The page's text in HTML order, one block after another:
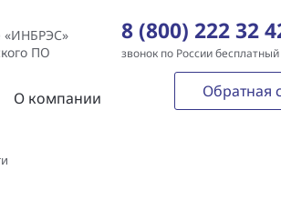
«ИНБРЭС»
ПО
8 (800) 222 32
звонок по России бесплатный
О компании Обратная